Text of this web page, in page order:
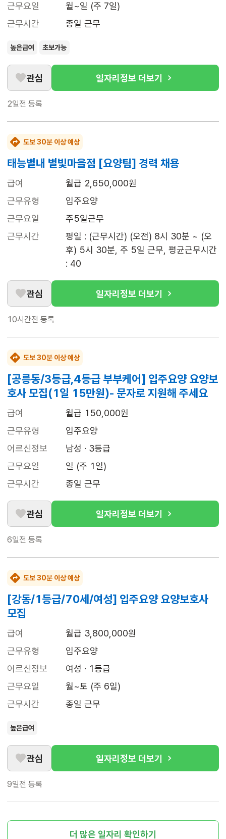
근무요일
월~일 (주 7일)
근무시간
종일 근무
높은급여 초보가능
관심 일자리정보 더보기
2일전 등록
도보 30분 이상 예상
태능별내 별빛마을점 [요양팀] 경력 채용
급여
월급 2,650,000원
근무유형
입주요양
근무요일
주5일근무
근무시간
평일 : (근무시간) (오전) 8시 30분 ~ (오
후) 5시 30분, 주 5일 근무, 평균근무시간
: 40
관심 일자리정보 더보기
10시간전 등록
도보 30분 이상 예상
[공릉동/3등급,4등급 부부케어] 입주요양 요양보
호사 모집(1일 15만원)- 문자로 지원해 주세요
급여
월급 150,000원
근무유형
입주요양
어르신정보
남성 · 3등급
근무요일
일 (주 1일)
근무시간
종일 근무
관심 일자리정보 더보기
6일전 등록
도보 30분 이상 예상
[강동/1등급/70세/여성] 입주요양 요양보호사
모집
급여
월급 3,800,000원
근무유형
입주요양
어르신정보
여성 · 1등급
근무요일
월~토 (주 6일)
근무시간
종일 근무
높은급여
관심 일자리정보 더보기
9일전 등록
더 많은 일자리 확인하기